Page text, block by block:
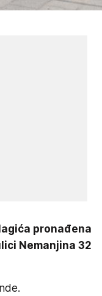
pronađena
Nemanjina 32